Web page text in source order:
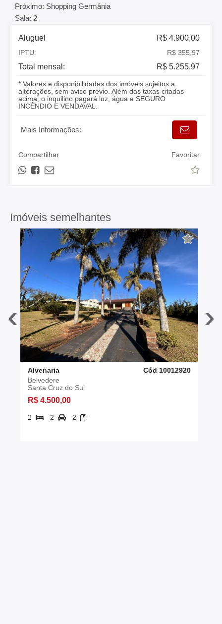
Próximo: Shopping Germânia
Sala: 2
Aluguel R$ 4.900,00
IPTU: R$ 355,97
Total mensal: R$ 5.255,97
* Valores e disponibilidades dos imóveis sujeitos a
alterações, sem aviso prévio. Além das taxas citadas
acima, o inquilino pagará luz, água e SEGURO
INCÊNDIO E VENDAVAL.
Mais Informações:
Compartilhar Favoritar
Imóveis semelhantes
‹
Alvenaria
Cód 10012920
Belvedere
Santa Cruz do Sul
R$ 4.500,00
2 2 2
›